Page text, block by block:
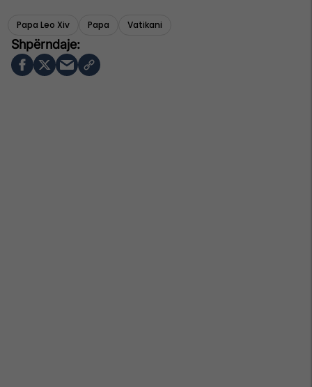
Papa Leo Xiv Papa Vatikani